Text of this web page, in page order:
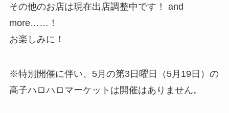
その他のお店は現在出店調整中です！ and
more……！
お楽しみに！
※特別開催に伴い、5月の第3日曜日（5月19日）の
高子ハロハロマーケットは開催はありません。